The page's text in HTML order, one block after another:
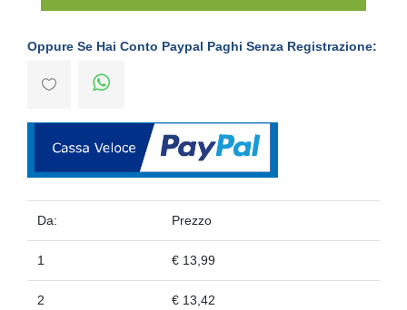
Oppure Se Hai Conto Paypal Paghi Senza Registrazione:
Da: Prezzo
1 € 13,99
2 € 13,42